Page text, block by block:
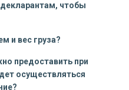
чтобы
и вес груза?
предоставить при
осуществляться